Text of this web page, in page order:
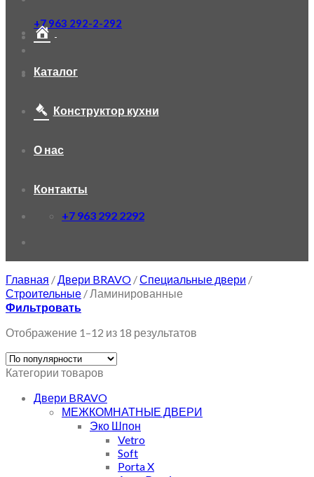
+7 963 292-2-292
Каталог
Конструктор кухни
О нас
Контакты
+7 963 292 2292
Главная /Двери BRAVO /Специальные двери /
Строительные /Ламинированные
Фильтровать
Отображение 1–12 из 18 результатов
Категории товаров
Двери BRAVO
МЕЖКОМНАТНЫЕ ДВЕРИ
Эко Шпон
Vetro
Soft
Porta X